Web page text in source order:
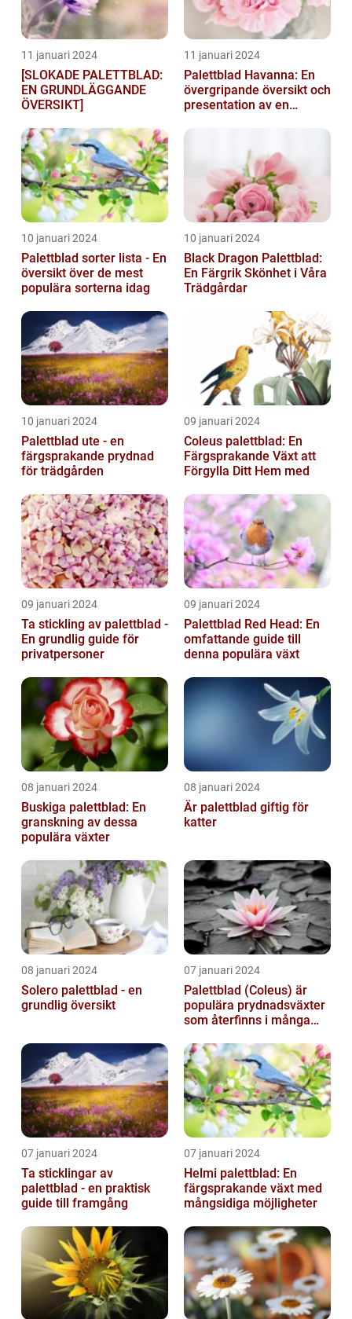
11 januari 2024
[SLOKADE PALETTBLAD:
EN GRUNDLÄGGANDE
ÖVERSIKT]
11 januari 2024
Palettblad Havanna: En
övergripande översikt och
presentation av en
10 januari 2024
Palettblad sorter lista - En
översikt över de mest
populära sorterna idag
10 januari 2024
Black Dragon Palettblad:
En Färgrik Skönhet i Våra
Trädgårdar
10 januari 2024
Palettblad ute - en
färgsprakande prydnad
för trädgården
09 januari 2024
Coleus palettblad: En
Färgsprakande Växt att
Förgylla Ditt Hem med
09 januari 2024
Ta stickling av palettblad -
En grundlig guide för
privatpersoner
09 januari 2024
Palettblad Red Head: En
omfattande guide till
denna populära växt
08 januari 2024
Buskiga palettblad: En
granskning av dessa
populära växter
08 januari 2024
Är palettblad giftig för
katter
08 januari 2024
Solero palettblad - en
grundlig översikt
07 januari 2024
Palettblad (Coleus) är
populära prydnadsväxter
som återfinns i många
trädgårdar...
07 januari 2024
Ta sticklingar av
palettblad - en praktisk
guide till framgång
07 januari 2024
Helmi palettblad: En
färgsprakande växt med
mångsidiga möjligheter